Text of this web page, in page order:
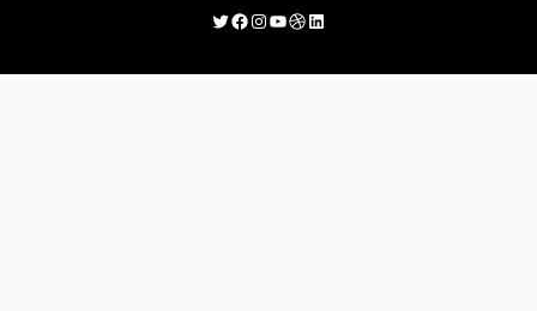
Twitter
Facebook
Instagram
Youtube
Dribbble
LinkedIn